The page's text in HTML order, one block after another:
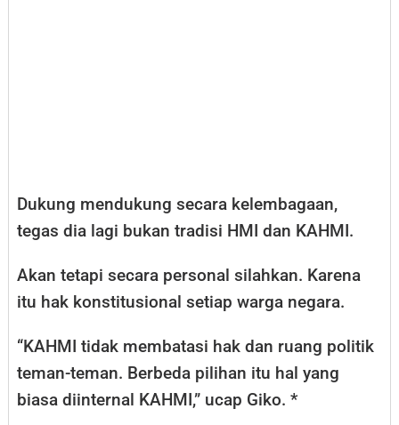
Dukung mendukung secara kelembagaan,
tegas dia lagi bukan tradisi HMI dan KAHMI.
Akan tetapi secara personal silahkan. Karena
itu hak konstitusional setiap warga negara.
“KAHMI tidak membatasi hak dan ruang politik
teman-teman. Berbeda pilihan itu hal yang
biasa diinternal KAHMI,” ucap Giko. *